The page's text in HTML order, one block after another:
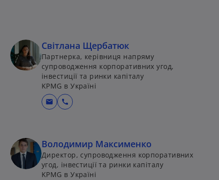
Світлана Щербатюк
Партнерка, керівниця напряму
супроводження корпоративних угод,
iнвестиції та ринки капіталу
KPMG в Україні
mail call
Володимир Максименко
Директор, супроводження корпоративних
угод, інвестиції та ринки капіталу
KPMG в Україні